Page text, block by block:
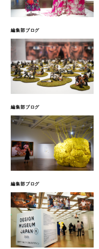
編集部ブログ
編集部ブログ
編集部ブログ